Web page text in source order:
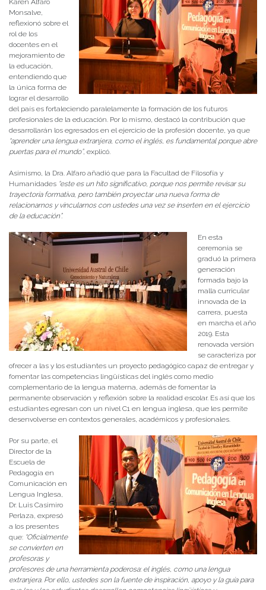
Karen Alfaro
Monsalve,
reflexionó sobre el
rol de los
docentes en el
mejoramiento de
la educación,
entendiendo que
la única forma de
lograr el desarrollo
del país es fortaleciendo paralelamente la formación de los futuros
profesionales de la educación. Por lo mismo, destacó la contribución que
desarrollarán los egresados en el ejercicio de la profesión docente, ya que
“aprender una lengua extranjera, como el inglés, es fundamental porque abre
puertas para el mundo”, explicó.
Asimismo, la Dra. Alfaro añadió que para la Facultad de Filosofía y
Humanidades “este es un hito significativo, porque nos permite revisar su
trayectoria formativa, pero también proyectar una nueva forma de
relacionarnos y vincularnos con ustedes una vez se inserten en el ejercicio
de la educación”.
En esta
ceremonia se
graduó la primera
generación
formada bajo la
malla curricular
innovada de la
carrera, puesta
en marcha el año
2019. Esta
renovada versión
se caracteriza por
ofrecer a las y los estudiantes un proyecto pedagógico capaz de entregar y
fomentar las competencias lingüísticas del inglés como medio
complementario de la lengua materna, además de fomentar la
permanente observación y reflexión sobre la realidad escolar. Es así que los
estudiantes egresan con un nivel C1 en lengua inglesa, que les permite
desenvolverse en contextos generales, académicos y profesionales.
Por su parte, el
Director de la
Escuela de
Pedagogía en
Comunicación en
Lengua Inglesa,
Dr. Luis Casimiro
Perlaza, expresó
a los presentes
que: “Oficialmente
se convierten en
profesoras y
profesores de una herramienta poderosa: el inglés, como una lengua
extranjera. Por ello, ustedes son la fuente de inspiración, apoyo y la guía para